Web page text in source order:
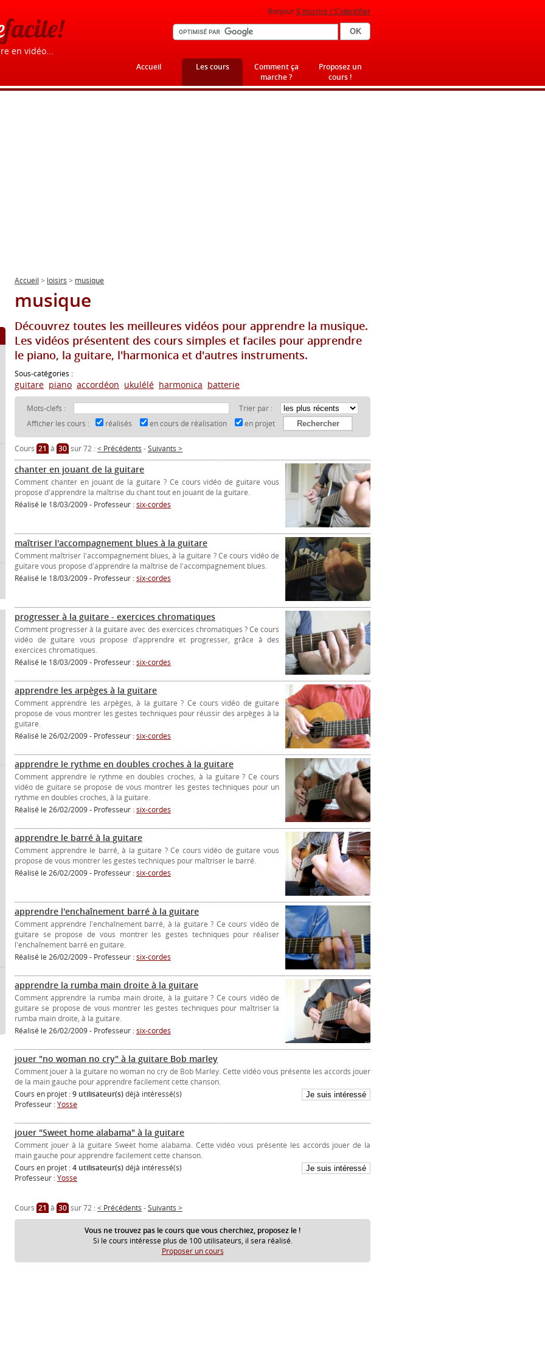
facile!
en vidéo...
BonjourS'inscrire / S'identifier
Accueil Les cours
Comment ça
marche ?
Proposez un
cours !
Accueil > loisirs > musique
musique
Découvrez toutes les meilleures vidéos pour apprendre la musique.
Les vidéos présentent des cours simples et faciles pour apprendre
le piano, la guitare, l'harmonica et d'autres instruments.
Sous-catégories :
guitare piano accordéon ukulélé harmonica batterie
Mots-clefs :
Trier par :
Afficher les cours :
réalisés en cours de réalisation en projet
Cours 21à 30sur 72 :< Précédents -Suivants >
chanter en jouant de la guitare
Comment chanter en jouant de la guitare ? Ce cours vidéo de guitare vous
propose d'apprendre la maîtrise du chant tout en jouant de la guitare.
Réalisé le 18/03/2009 - Professeur :six-cordes
maîtriser l'accompagnement blues à la guitare
Comment maîtriser l'accompagnement blues, à la guitare ? Ce cours vidéo de
guitare vous propose d'apprendre la maîtrise de l'accompagnement blues.
Réalisé le 18/03/2009 - Professeur :six-cordes
progresser à la guitare - exercices chromatiques
Comment progresser à la guitare avec des exercices chromatiques ? Ce cours
vidéo de guitare vous propose d'apprendre et progresser, grâce à des
exercices chromatiques.
Réalisé le 18/03/2009 - Professeur :six-cordes
apprendre les arpèges à la guitare
Comment apprendre les arpèges, à la guitare ? Ce cours vidéo de guitare
propose de vous montrer les gestes techniques pour réussir des arpèges à la
guitare.
Réalisé le 26/02/2009 - Professeur :six-cordes
apprendre le rythme en doubles croches à la guitare
Comment apprendre le rythme en doubles croches, à la guitare ? Ce cours
vidéo de guitare se propose de vous montrer les gestes techniques pour un
rythme en doubles croches, à la guitare.
Réalisé le 26/02/2009 - Professeur :six-cordes
apprendre le barré à la guitare
Comment apprendre le barré, à la guitare ? Ce cours vidéo de guitare vous
propose de vous montrer les gestes techniques pour maîtriser le barré.
Réalisé le 26/02/2009 - Professeur :six-cordes
apprendre l'enchaînement barré à la guitare
Comment apprendre l'enchaînement barré, à la guitare ? Ce cours vidéo de
guitare se propose de vous montrer les gestes techniques pour réaliser
l'enchaînement barré en guitare.
Réalisé le 26/02/2009 - Professeur :six-cordes
apprendre la rumba main droite à la guitare
Comment apprendre la rumba main droite, à la guitare ? Ce cours vidéo de
guitare se propose de vous montrer les gestes techniques pour maîtriser la
rumba main droite, à la guitare.
Réalisé le 26/02/2009 - Professeur :six-cordes
jouer "no woman no cry" à la guitare Bob marley
Comment jouer à la guitare no woman no cry de Bob Marley. Cette vidéo vous présente les accords jouer
de la main gauche pour apprendre facilement cette chanson.
Cours en projet :9 utilisateur(s)déjà intéressé(s)
Professeur :Yosse
jouer "Sweet home alabama" à la guitare
Comment jouer à la guitare Sweet home alabama. Cette vidéo vous présente les accords jouer de la
main gauche pour apprendre facilement cette chanson.
Cours en projet :4 utilisateur(s)déjà intéressé(s)
Professeur :Yosse
Cours 21à 30sur 72 :< Précédents -Suivants >
Vous ne trouvez pas le cours que vous cherchiez, proposez le !
Si le cours intéresse plus de 100 utilisateurs, il sera réalisé.
Proposer un cours